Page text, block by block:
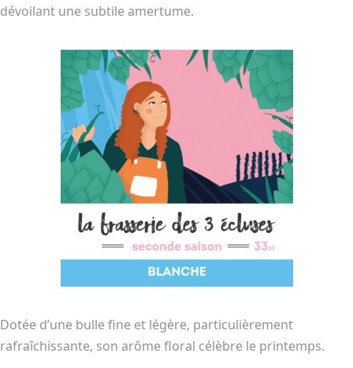
dévoilant une subtile amertume.
Dotée d’une bulle fine et légère, particulièrement
rafraîchissante, son arôme floral célèbre le printemps.